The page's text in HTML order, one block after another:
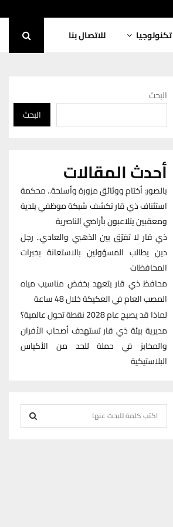
تكنولوجيا للاتصال بنا
البحث
البحث
أحدث المقالات
بالصور: أختام ووثائق مزورة وأسلحة.. محكمة
استئناف ذي قار تكشف شبكة موظفي بلدية
ومعقبين يتلاعبون بأراضي الناصرية
ذي قار لا تفرّق بين الذهبي والعادي.. رجل
دين يطالب المسؤولين بالاستعانة بخبرات
المحافظات
محافظ ذي قار يتعهد بخفض مناسيب مياه
المصب العام في العكيكة خلال 48 ساعة
لماذا قد يصبح عام 2028 نقطة تحول عالمية؟
مديرية بيئة ذي قار تستهدف أصحاب الأفران
والمخابز في حملة للحد من الأكياس
البلاستيكية
e